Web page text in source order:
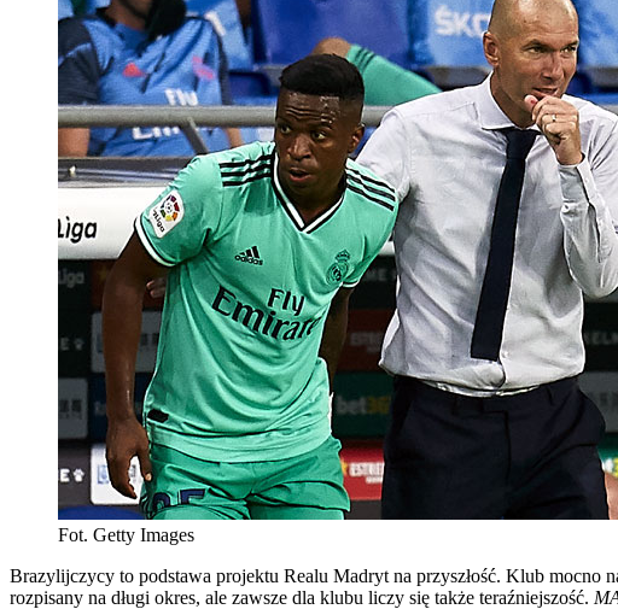
Fot. Getty Images
Brazylijczycy to podstawa projektu Realu Madryt na przyszłość. Klub mocno
rozpisany na długi okres, ale zawsze dla klubu liczy się także teraźniejszość.